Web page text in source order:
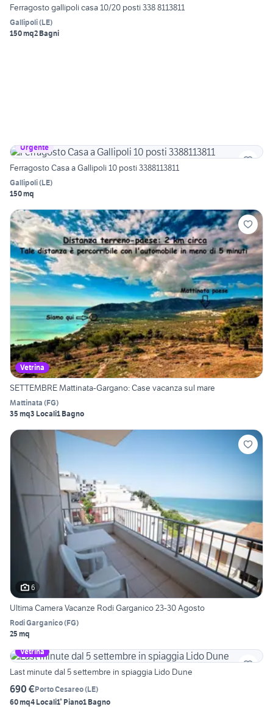
Ferragosto gallipoli casa 10/20 posti 338 8113811
Gallipoli(LE)
150 mq2 Bagni
Urgente
Ferragosto Casa a Gallipoli 10 posti 3388113811
Gallipoli(LE)
150 mq
Vetrina
SETTEMBRE Mattinata-Gargano: Case vacanza sul mare
Mattinata (FG)
35 mq3 Locali1 Bagno
6
Ultima Camera Vacanze Rodi Garganico 23-30 Agosto
Rodi Garganico(FG)
25 mq
Vetrina
Last minute dal 5 settembre in spiaggia Lido Dune
690 €Porto Cesareo(LE)
60 mq4 Locali1° Piano1 Bagno